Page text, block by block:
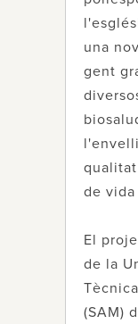
una
gent
de
El
de la
(SAM)